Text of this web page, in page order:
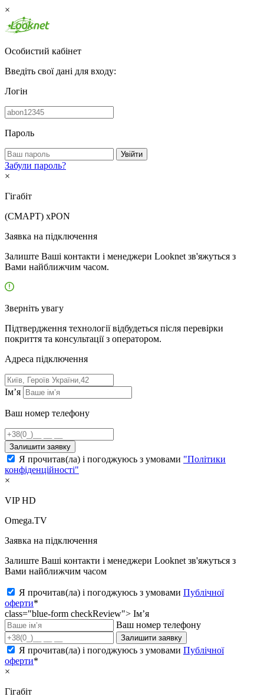
×
Особистий кабінет
Введіть свої дані для входу:
Логін
Пароль
Увійти
Забули пароль?
×
Гігабіт
(СМАРТ) xPON
Заявка на підключення
Залиште Ваші контакти і менеджери Looknet зв'яжуться з
Вами найближчим часом.
Зверніть увагу
Підтвердження технології відбудеться після перевірки
покриття та консультації з оператором.
Адресa підключення
Ім’я
Ваш номер телефону
Залишити заявку
Я прочитав(ла) і погоджуюсь з умовами "Політики
конфіденційності"
×
VIP HD
Omega.TV
Заявка на підключення
Залиште Ваші контакти і менеджери Looknet зв'яжуться з
Вами найближчим часом
Я прочитав(ла) і погоджуюсь з умовами Публічної
оферти*
class="blue-form checkReview"> Ім’я
Ваш номер телефону
Залишити заявку
Я прочитав(ла) і погоджуюсь з умовами Публічної
оферти*
×
Гігабіт